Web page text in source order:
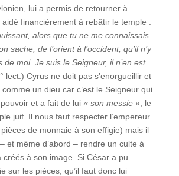
lui a permis de retourner à
aidé financièrement à rebâtir le temple :
alors que tu ne me connaissais
sache, de l’orient à l’occident, qu’il n’y
de moi. Je suis le Seigneur, il n’en est
lect.) Cyrus ne doit pas s’enorgueillir et
un dieu car c’est le Seigneur qui
et a fait de lui « son messie » , le
juif. Il nous faut respecter l’empereur
de monnaie à son effigie) mais il
et même d’abord – rendre un culte à
créés à son image. Si César a pu
sur les pièces, qu’il faut donc lui